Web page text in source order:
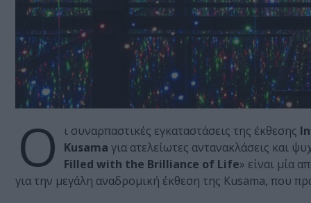
Ο ι συναρπαστικές εγκαταστάσεις της έκθεσης
Kusama για ατελείωτες αντανακλάσεις και
Filled with the Brilliance of Life» είναι μία
για την μεγάλη αναδρομική έκθεση της Kusama, που